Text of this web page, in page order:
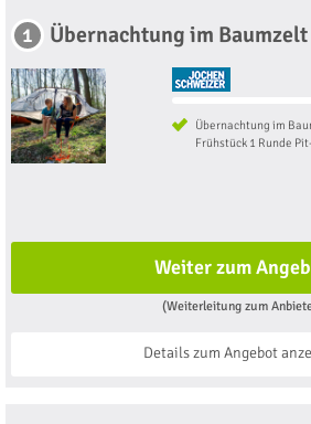
1 Übernachtung im
Übernachtung im
Frühstück 1 Runde
Weiter zum
(Weiterleitung zum
Details zum Angebot